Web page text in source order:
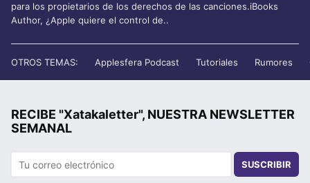
para los propietarios de los derechos de las canciones.iBooks
Author, ¿Apple quiere el control de..
OTROS TEMAS: Applesfera Podcast Tutoriales Rumores
RECIBE "Xatakaletter", NUESTRA NEWSLETTER
SEMANAL
SUSCRIBIR